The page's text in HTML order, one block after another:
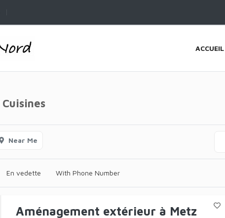
ACCUEIL
Cuisines
Near Me
En vedette With Phone Number
Aménagement extérieur à Metz